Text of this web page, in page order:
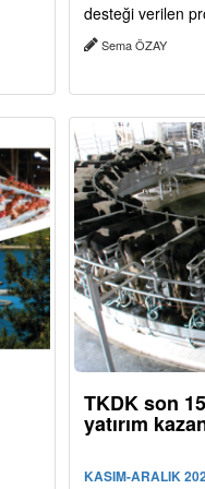
desteği verilen
Sema ÖZAY
TKDK son
yatırım
KASIM-ARALIK